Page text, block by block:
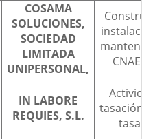
COSAMA
SOLUCIONES,
SOCIEDAD
LIMITADA
UNIPERSONAL,
IN LABORE
REQUIES, S.L.